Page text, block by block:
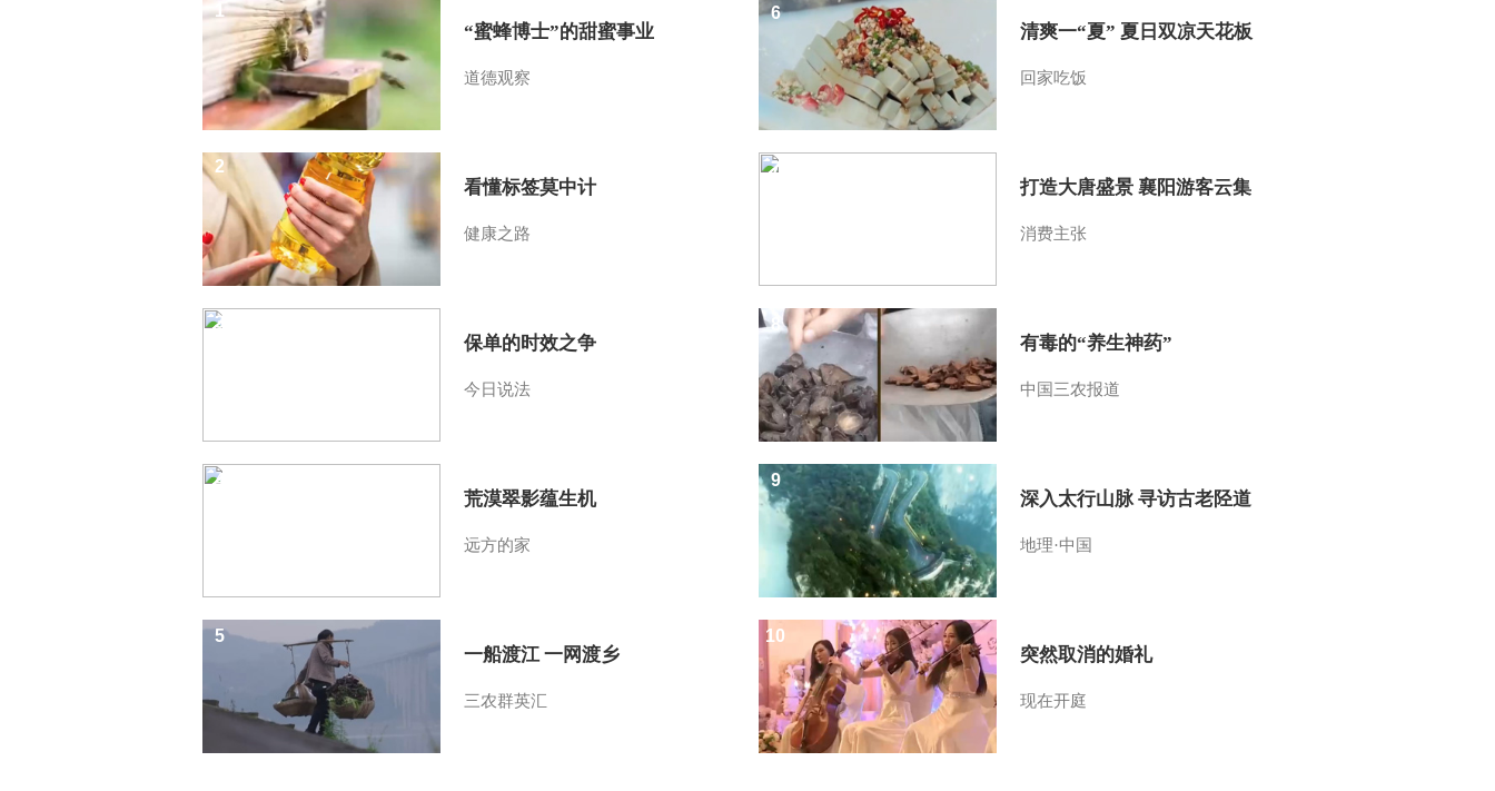
2012-01-13 23:28:24
《经济信息联播》
20120108
“蜜蜂博士”的甜蜜事业
道德观察
1
看懂标签莫中计
健康之路
2
保单的时效之争
今日说法
3
荒漠翠影蕴生机
远方的家
4
一船渡江 一网渡乡
三农群英汇
5
清爽一“夏” 夏日双凉天花板
回家吃饭
6
打造大唐盛景 襄阳游客云集
消费主张
7
有毒的“养生神药”
中国三农报道
8
深入太行山脉 寻访古老陉道
地理·中国
9
突然取消的婚礼
现在开庭
10